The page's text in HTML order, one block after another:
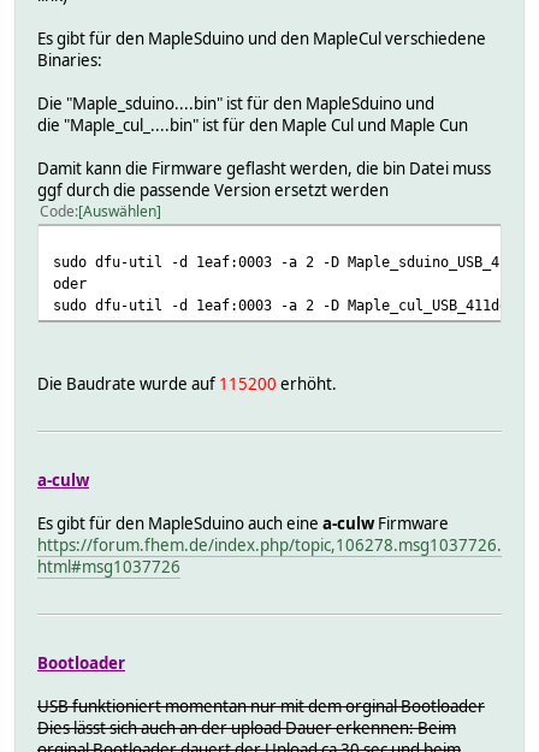
Es gibt für den MapleSduino und den MapleCul verschiedene
Binaries:
Die "Maple_sduino....bin" ist für den MapleSduino und
die "Maple_cul_....bin" ist für den Maple Cul und Maple Cun
Damit kann die Firmware geflasht werden, die bin Datei muss
ggf durch die passende Version ersetzt werden
Code Auswählen
sudo dfu-util -d 1eaf:0003 -a 2 -D
oder
sudo dfu-util -d 1eaf:0003 -a 2 -D
Die Baudrate wurde auf 115200 erhöht.
a-culw
Es gibt für den MapleSduino auch eine a-culwFirmware
https://forum.fhem.de/index.php/topic,106278.msg1037726.
html#msg1037726
Bootloader
USB funktioniert momentan nur mit dem orginal Bootloader
Dies lässt sich auch an der upload Dauer erkennen: Beim